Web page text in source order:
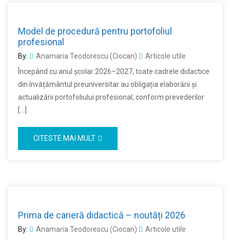
Model de procedură pentru portofoliul
profesional
By: Anamaria Teodorescu (Ciocan)
Articole utile
Începând cu anul școlar 2026–2027, toate cadrele didactice
din învățământul preuniversitar au obligația elaborării și
actualizării portofoliului profesional, conform prevederilor
CITESTE MAI MULT
Prima de carieră didactică – noutăți 2026
By: Anamaria Teodorescu (Ciocan)
Articole utile